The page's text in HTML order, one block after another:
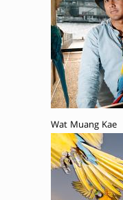
Wat Muang Kae